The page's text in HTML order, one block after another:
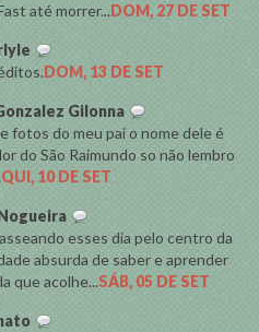
até morrer...DOM, 27 DE SET
DOM, 13 DE SET
Gilonna
fotos do meu pai o nome dele é
do São Raimundo so não lembro
QUI, 10 DE SET
esses dia pelo centro da
absurda de saber e aprender
que acolhe...SÁB, 05 DE SET